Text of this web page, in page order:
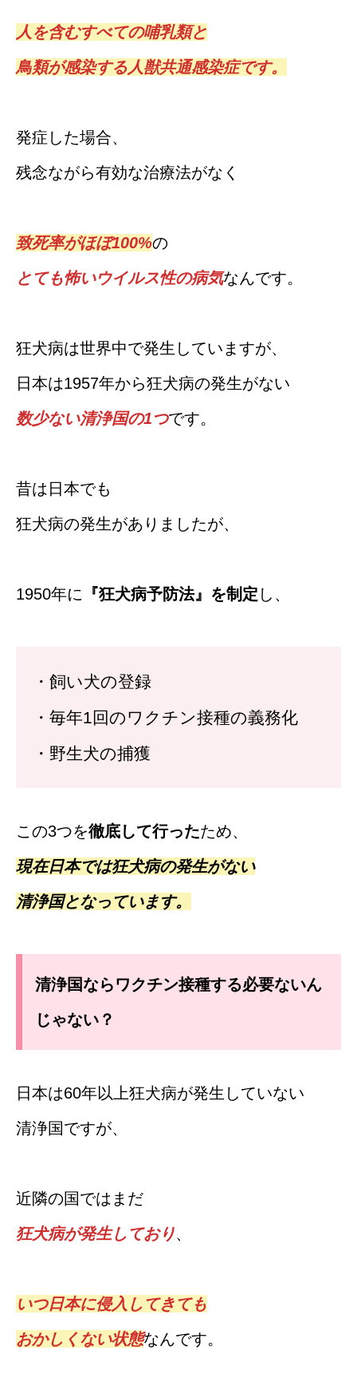
人を含むすべての哺乳類と
鳥類が感染する人獣共通感染症です。
発症した場合、
残念ながら有効な治療法がなく
致死率がほぼ100%の
とても怖いウイルス性の病気なんです。
狂犬病は世界中で発生していますが、
日本は1957年から狂犬病の発生がない
数少ない清浄国の1つです。
昔は日本でも
狂犬病の発生がありましたが、
1950年に 『狂犬病予防法』を制定 し、
・飼い犬の登録
・毎年1回のワクチン接種の義務化
・野生犬の捕獲
この3つを徹底して行ったため、
現在日本では狂犬病の発生がない
清浄国となっています。
清浄国ならワクチン接種する必要ないん
じゃない？
日本は60年以上狂犬病が発生していない
清浄国ですが、
近隣の国ではまだ
狂犬病が発生しており、
いつ日本に侵入してきても
おかしくない状態なんです。